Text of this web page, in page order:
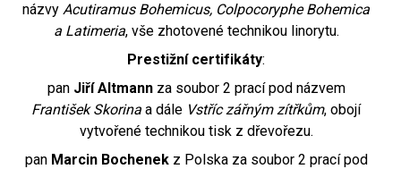
názvy Acutiramus Bohemicus, Colpocoryphe Bohemica
a Latimeria, vše zhotovené technikou linorytu.
Prestižní certifikáty:
pan Jiří Altmannza soubor 2 prací pod názvem
František Skorina a dále Vstříc zářným zítřkům, obojí
vytvořené technikou tisk z dřevořezu.
pan Marcin Bochenekz Polska za soubor 2 prací pod